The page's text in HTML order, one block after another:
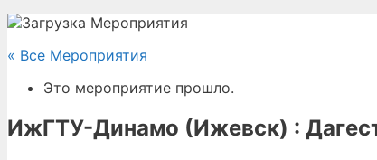
« Все Мероприятия
Это мероприятие прошло.
ИжГТУ-Динамо (Ижевск) :